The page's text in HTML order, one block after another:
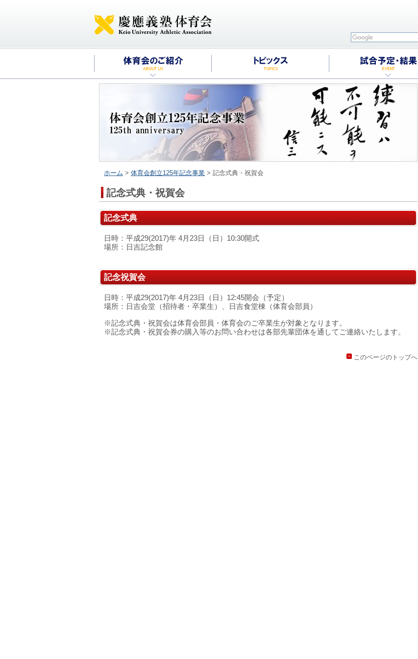
ホーム > 体育会創立125年記念事業 > 記念式典・祝賀会
記念式典・祝賀会
記念式典
日時：平成29(2017)年 4月23日（日）10:30開式
場所：日吉記念館
記念祝賀会
日時：平成29(2017)年 4月23日（日）12:45開会（予定）
場所：日吉会堂（招待者・卒業生）、日吉食堂棟（体育会部員）
※記念式典・祝賀会は体育会部員・体育会のご卒業生が対象となります。
※記念式典・祝賀会券の購入等のお問い合わせは各部先輩団体を通してご連絡いたします。
このページのトップへ